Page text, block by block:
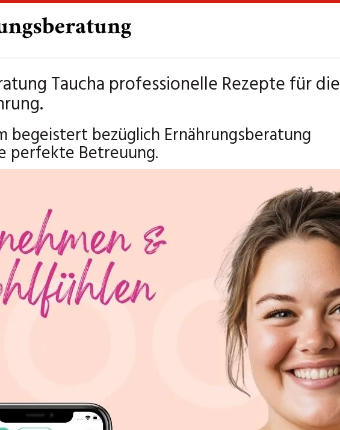
Taucha professionelle Rezepte für die
begeistert bezüglich Ernährungsberatung
perfekte Betreuung.